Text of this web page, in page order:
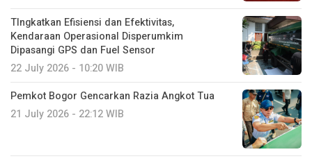
TIngkatkan Efisiensi dan Efektivitas,
Kendaraan Operasional Disperumkim
Dipasangi GPS dan Fuel Sensor
22 July 2026 - 10:20 WIB
Pemkot Bogor Gencarkan Razia Angkot Tua
21 July 2026 - 22:12 WIB